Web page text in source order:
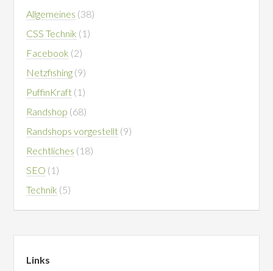
Allgemeines (38)
CSS Technik (1)
Facebook (2)
Netzfishing (9)
PuffinKraft (1)
Randshop (68)
Randshops vorgestellt (9)
Rechtliches (18)
SEO (1)
Technik (5)
Links